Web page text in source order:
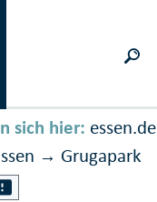
sich hier: essen.de
→ Grugapark